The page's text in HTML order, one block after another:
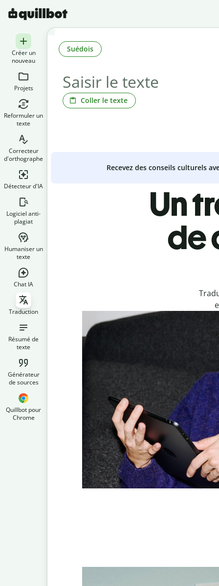
Créer un
nouveau
Projets
Reformuler un
texte
Correcteur
d'orthographe
Détecteur d'IA
Logiciel anti-
plagiat
Humaniser un
texte
Chat IA
Traduction
Résumé de
texte
Générateur
de sources
Quillbot pour
Chrome
Coller le texte
Suédois
Recevez des conseils culturels
Un
de